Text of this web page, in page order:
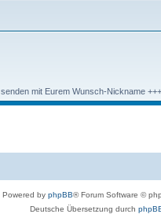
senden mit Eurem Wunsch-Nickname +++
Powered by phpBB® Forum Software ©
Deutsche Übersetzung durch